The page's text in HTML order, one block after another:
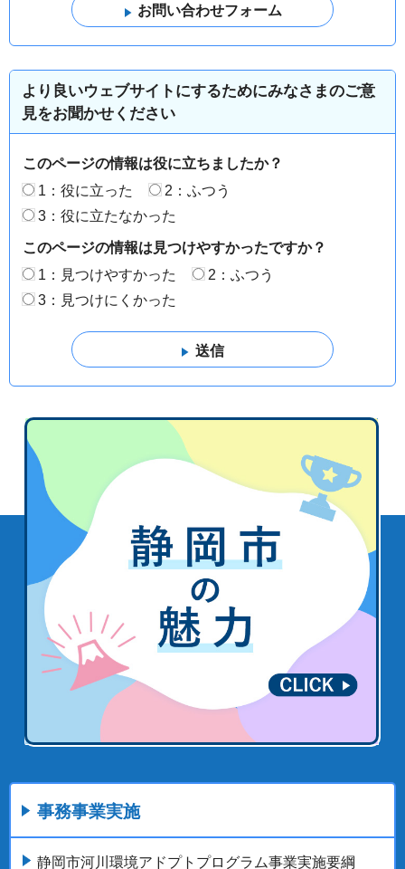
より良いウェブサイトにするためにみなさまのご意
見をお聞かせください
このページの情報は役に立ちましたか？
1：役に立った
2：ふつう
3：役に立たなかった
このページの情報は見つけやすかったですか？
1：見つけやすかった
2：ふつう
3：見つけにくかった
事務事業実施
静岡市河川環境アドプトプログラム事業実施要綱